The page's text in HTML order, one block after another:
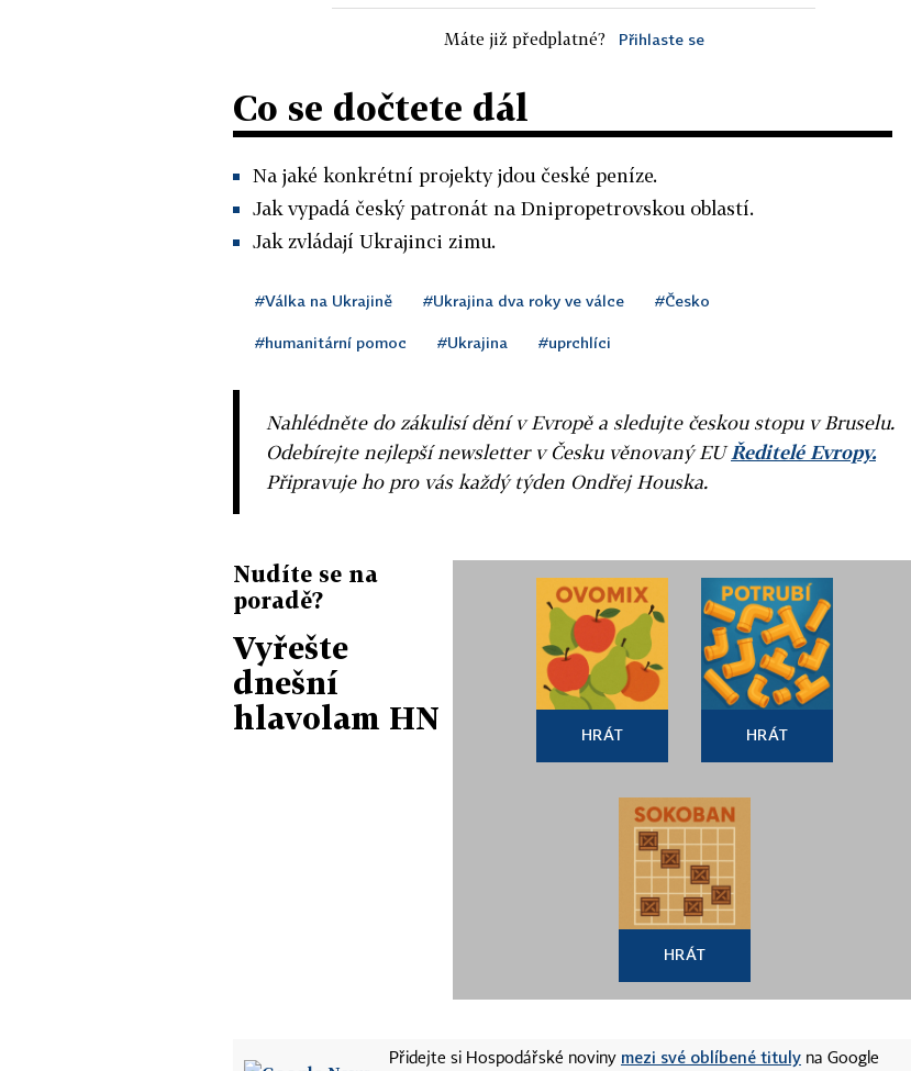
Máte již předplatné? Přihlaste se
Co se dočtete dál
Na jaké konkrétní projekty jdou české peníze.
Jak vypadá český patronát na Dnipropetrovskou oblastí.
Jak zvládají Ukrajinci zimu.
#Válka na Ukrajině #Ukrajina dva roky ve válce #Česko
#humanitární pomoc #Ukrajina #uprchlíci
Nahlédněte do zákulisí dění v Evropě a sledujte českou stopu v Bruselu.
Odebírejte nejlepší newsletter v Česku věnovaný EUŘeditelé Evropy.
Připravuje ho pro vás každý týden Ondřej Houska.
Nudíte se na
poradě?
Vyřešte
dnešní
hlavolam HN
HRÁT HRÁT
HRÁT
Přidejte si Hospodářské noviny mezi své oblíbené tituly na Google